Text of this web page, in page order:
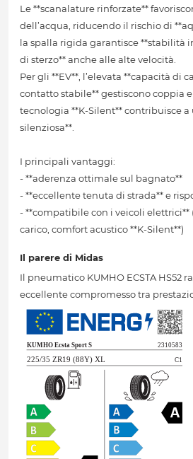
Le **scanalature rinforzate**
dell’acqua, riducendo il rischio di
la spalla rigida garantisce **stabilità
di sterzo** anche alle alte velocità.
Per gli **EV**, l’elevata **capacità di
contatto stabile** gestiscono coppia
tecnologia **K-Silent** contribuisce
silenziosa**.
I principali vantaggi:
- **aderenza ottimale sul bagnato**
- **eccellente tenuta di strada** e
- **compatibile con i veicoli elettrici**
carico, comfort acustico **K-Silent**)
Il parere di Midas
Il pneumatico KUMHO ECSTA HS52
eccellente compromesso tra